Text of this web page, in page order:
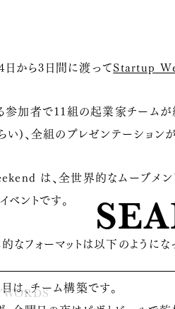
から3日間に渡ってStartup
加者で11組の起業家チームが
い)、全組のプレゼンテーション
は、全世界的なムーブメン
ベントです。
なフォーマットは以下のようにな
は、チーム構築です。